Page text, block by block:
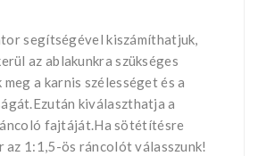
segítségével kiszámíthatjuk,
az ablakunkra szükséges
a karnis szélességet és a
kiválaszthatja a
fajtáját.Ha sötétítésre
az 1:1,5-ös ráncolót válasszunk!